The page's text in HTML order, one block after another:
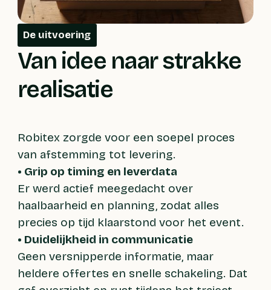
De uitvoering
Van idee naar strakke
realisatie
Robitex zorgde voor een soepel proces
van afstemming tot levering.
• Grip op timing en leverdata
Er werd actief meegedacht over
haalbaarheid en planning, zodat alles
precies op tijd klaarstond voor het event.
• Duidelijkheid in communicatie
Geen versnipperde informatie, maar
heldere offertes en snelle schakeling. Dat